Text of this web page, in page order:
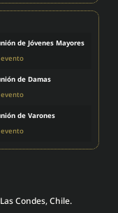
de Jóvenes Mayores
de Damas
de Varones
Condes, Chile.